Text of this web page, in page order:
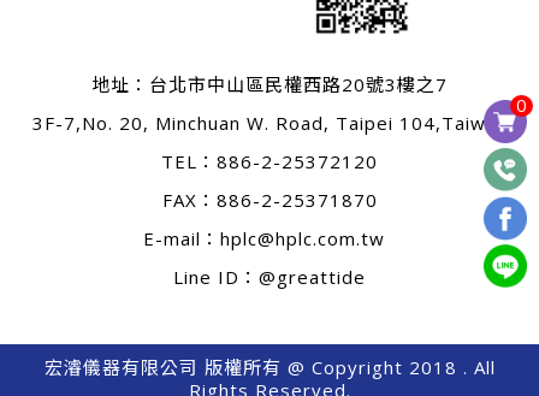
0
地址： 台北市中山區民權西路20號3樓之7
3F-7,No. 20, Minchuan W. Road, Taipei 104,Taiwan
TEL： 886-2-25372120
FAX：886-2-25371870
E-mail： hplc@hplc.com.tw
Line ID：@greattide
宏濬儀器有限公司 版權所有 @ Copyright 2018 . All
Rights Reserved.